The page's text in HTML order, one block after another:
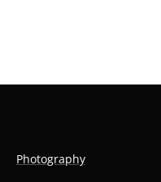
Photography